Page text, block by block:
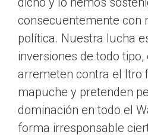
consecuentemente con
política. Nuestra lucha
inversiones de todo
arremeten contra el Itro
mapuche y pretenden
dominación en todo el
forma irresponsable